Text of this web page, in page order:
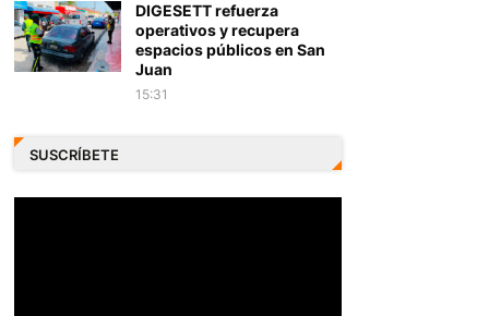
DIGESETT refuerza
operativos y recupera
espacios públicos en San
Juan
15:31
SUSCRÍBETE